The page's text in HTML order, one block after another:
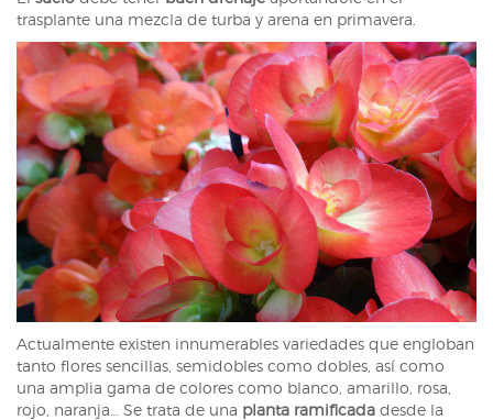
trasplante una mezcla de turba y arena en primavera.
Actualmente existen innumerables variedades que engloban
tanto flores sencillas, semidobles como dobles, así como
una amplia gama de colores como blanco, amarillo, rosa,
rojo, naranja… Se trata de una planta ramificada desde la